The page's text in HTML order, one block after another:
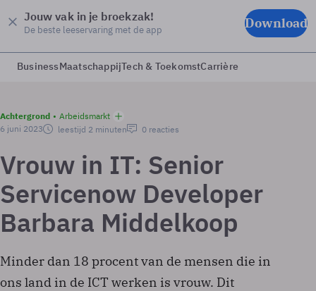
Jouw vak in je broekzak!
De beste leeservaring met de app Download
BusinessMaatschappijTech & ToekomstCarrière
Achtergrond
Arbeidsmarkt
6 juni 2023
leestijd 2 minuten 0 reacties
Vrouw in IT: Senior
Servicenow Developer
Barbara Middelkoop
Minder dan 18 procent van de mensen die in
ons land in de ICT werken is vrouw. Dit